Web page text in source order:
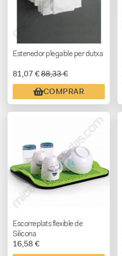
Estenedor plegable per dutxa
81,07 €88,33 €
COMPRAR
Escorreplats flexible de
Silicona
16,58 €